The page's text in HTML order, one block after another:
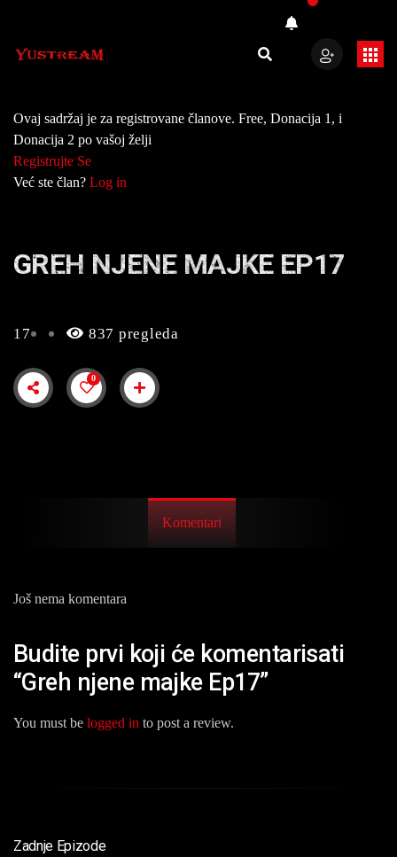
Ovaj sadržaj je za registrovane članove. Free, Donacija 1, i
Donacija 2 po vašoj želji
Registrujte Se
Već ste član? Log in
GREH NJENE MAJKE EP17
17 837 pregleda
0
Komentari
Još nema komentara
Budite prvi koji će komentarisati
“Greh njene majke Ep17”
You must be logged in to post a review.
Zadnje Epizode